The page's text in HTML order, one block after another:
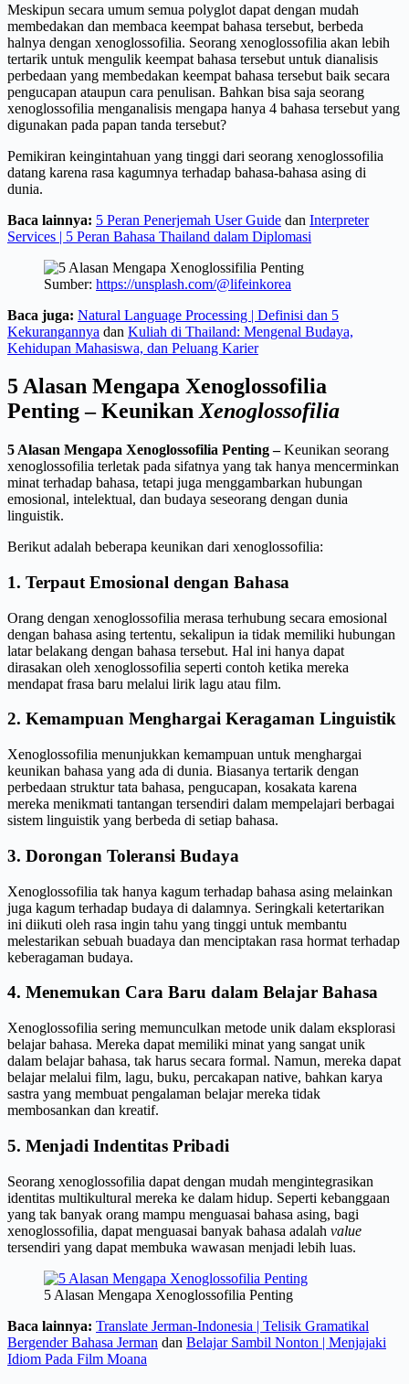
Meskipun secara umum semua polyglot dapat dengan mudah
membedakan dan membaca keempat bahasa tersebut, berbeda
halnya dengan xenoglossofilia. Seorang xenoglossofilia akan lebih
tertarik untuk mengulik keempat bahasa tersebut untuk dianalisis
perbedaan yang membedakan keempat bahasa tersebut baik secara
pengucapan ataupun cara penulisan. Bahkan bisa saja seorang
xenoglossofilia menganalisis mengapa hanya 4 bahasa tersebut yang
digunakan pada papan tanda tersebut?
Pemikiran keingintahuan yang tinggi dari seorang xenoglossofilia
datang karena rasa kagumnya terhadap bahasa-bahasa asing di
dunia.
Baca lainnya: 5 Peran Penerjemah User Guide dan Interpreter
Services | 5 Peran Bahasa Thailand dalam Diplomasi
Sumber: https://unsplash.com/@lifeinkorea
Baca juga: Natural Language Processing | Definisi dan 5
Kekurangannya dan Kuliah di Thailand: Mengenal Budaya,
Kehidupan Mahasiswa, dan Peluang Karier
5 Alasan Mengapa Xenoglossofilia
Penting – KeunikanXenoglossofilia
5 Alasan Mengapa Xenoglossofilia Penting –Keunikan seorang
xenoglossofilia terletak pada sifatnya yang tak hanya mencerminkan
minat terhadap bahasa, tetapi juga menggambarkan hubungan
emosional, intelektual, dan budaya seseorang dengan dunia
linguistik.
Berikut adalah beberapa keunikan dari xenoglossofilia:
1. Terpaut Emosional dengan Bahasa
Orang dengan xenoglossofilia merasa terhubung secara emosional
dengan bahasa asing tertentu, sekalipun ia tidak memiliki hubungan
latar belakang dengan bahasa tersebut. Hal ini hanya dapat
dirasakan oleh xenoglossofilia seperti contoh ketika mereka
mendapat frasa baru melalui lirik lagu atau film.
2. Kemampuan Menghargai Keragaman Linguistik
Xenoglossofilia menunjukkan kemampuan untuk menghargai
keunikan bahasa yang ada di dunia. Biasanya tertarik dengan
perbedaan struktur tata bahasa, pengucapan, kosakata karena
mereka menikmati tantangan tersendiri dalam mempelajari berbagai
sistem linguistik yang berbeda di setiap bahasa.
3. Dorongan Toleransi Budaya
Xenoglossofilia tak hanya kagum terhadap bahasa asing melainkan
juga kagum terhadap budaya di dalamnya. Seringkali ketertarikan
ini diikuti oleh rasa ingin tahu yang tinggi untuk membantu
melestarikan sebuah buadaya dan menciptakan rasa hormat terhadap
keberagaman budaya.
4. Menemukan Cara Baru dalam Belajar Bahasa
Xenoglossofilia sering memunculkan metode unik dalam eksplorasi
belajar bahasa. Mereka dapat memiliki minat yang sangat unik
dalam belajar bahasa, tak harus secara formal. Namun, mereka dapat
belajar melalui film, lagu, buku, percakapan native, bahkan karya
sastra yang membuat pengalaman belajar mereka tidak
membosankan dan kreatif.
5. Menjadi Indentitas Pribadi
Seorang xenoglossofilia dapat dengan mudah mengintegrasikan
identitas multikultural mereka ke dalam hidup. Seperti kebanggaan
yang tak banyak orang mampu menguasai bahasa asing, bagi
xenoglossofilia, dapat menguasai banyak bahasa adalah value
tersendiri yang dapat membuka wawasan menjadi lebih luas.
5 Alasan Mengapa Xenoglossofilia Penting
Baca lainnya: Translate Jerman-Indonesia | Telisik Gramatikal
Bergender Bahasa Jerman dan Belajar Sambil Nonton | Menjajaki
Idiom Pada Film Moana